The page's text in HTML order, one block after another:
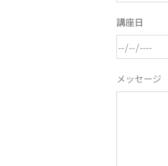
講座日
メッセージ